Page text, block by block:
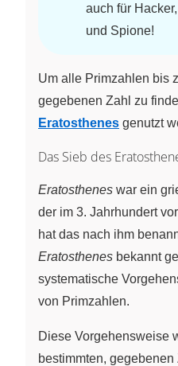
auch für
und Spione!
Um alle Primzahlen bis
gegebenen Zahl zu
Eratosthenes genutzt
Das Sieb des
Eratosthenes war ein
der im 3. Jahrhundertvor
hat das nach ihm
Eratosthenes bekannt
systematische
von Primzahlen.
Diese Vorgehensweise
bestimmten,